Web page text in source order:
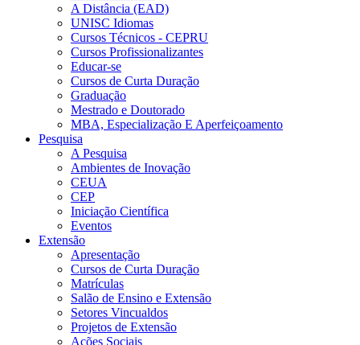
A Distância (EAD)
UNISC Idiomas
Cursos Técnicos - CEPRU
Cursos Profissionalizantes
Educar-se
Cursos de Curta Duração
Graduação
Mestrado e Doutorado
MBA, Especialização E Aperfeiçoamento
Pesquisa
A Pesquisa
Ambientes de Inovação
CEUA
CEP
Iniciação Científica
Eventos
Extensão
Apresentação
Cursos de Curta Duração
Matrículas
Salão de Ensino e Extensão
Setores Vincualdos
Projetos de Extensão
Ações Sociais